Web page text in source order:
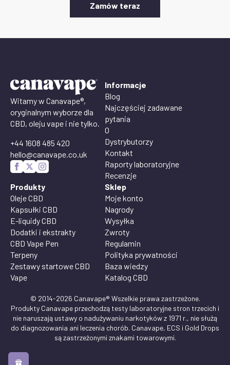
Zamów teraz
Witamy w Canavape®,
oryginalnym wyborze dla
CBD, oleju vape i nie tylko.
+44 1608 485 420
hello@canavape.co.uk
Informacje
Blog
Najczęściej zadawane
pytania
O
Dystrybutorzy
Kontakt
Raporty laboratoryjne
Recenzje
Produkty
Oleje CBD
Kapsułki CBD
E-liquidy CBD
Dodatki i ekstrakty
CBD Vape Pen
Terpeny
Zestawy startowe CBD
Vape
Sklep
Moje konto
Nagrody
Wysyłka
Zwroty
Regulamin
Polityka prywatności
Baza wiedzy
Katalog CBD
© 2014-2026 Canavape® Wszelkie prawa zastrzeżone.
Produkty Canavape przechodzą testy laboratoryjne stron trzecich i
nie naruszają ustawy o nadużywaniu narkotyków z 1971 r., nie służą
do diagnozowania ani leczenia chorób. Canavape, ECS i Gold Drops
są zastrzeżonymi znakami towarowymi.